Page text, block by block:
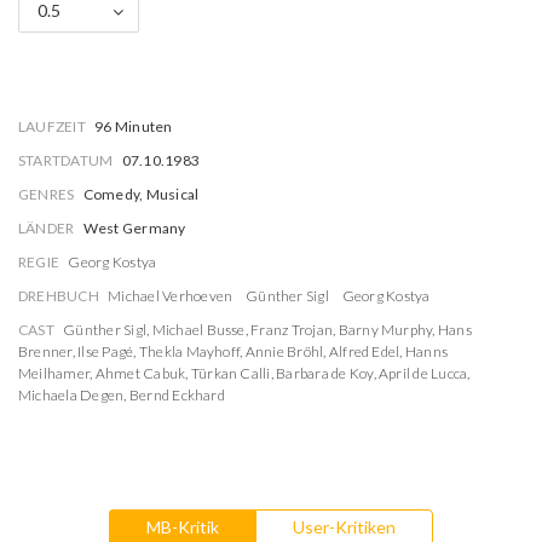
0.5
LAUFZEIT 96 Minuten
STARTDATUM
07.10.1983
GENRES Comedy, Musical
LÄNDER West Germany
REGIE Georg Kostya
DREHBUCH Michael Verhoeven Günther Sigl
Georg Kostya
CAST Günther Sigl, Michael Busse, Franz Trojan, Barny Murphy, Hans
Brenner, Ilse Pagé, Thekla Mayhoff, Annie Bröhl, Alfred Edel, Hanns
Meilhamer, Ahmet Cabuk, Türkan Calli, Barbara de Koy,April de Lucca,
Michaela Degen, Bernd Eckhard
MB-Kritik User-Kritiken